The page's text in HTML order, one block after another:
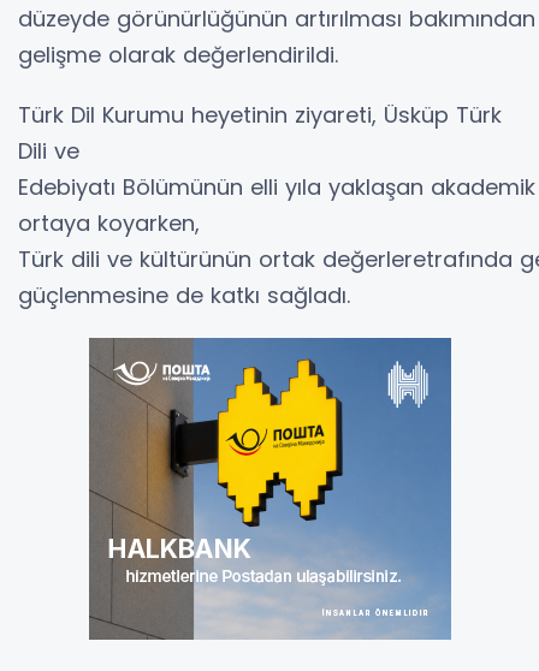
düzeyde görünürlüğünün artırılması
gelişme olarak değerlendirildi.
Türk Dil Kurumu heyetinin ziyareti, Üsküp Türk
Dili ve
Edebiyatı Bölümünün elli yıla yaklaşan
ortaya koyarken,
Türk dili ve kültürünün ortak değerleretrafında
güçlenmesine de katkı sağladı.